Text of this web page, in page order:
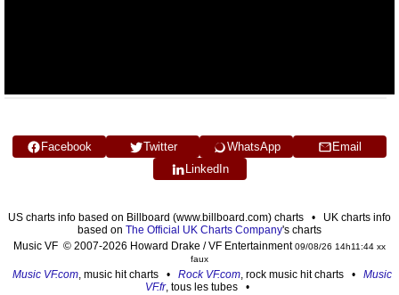
Facebook Twitter WhatsApp
Email
LinkedIn
US charts info based on Billboard (www.billboard.com) charts • UK charts info
based on The Official UK Charts Company's charts
Music VF © 2007-2026 Howard Drake / VF Entertainment09/08/26 14h11:44 xx
faux
Music VF.com, music hit charts • Rock VF.com, rock music hit charts • Music
VF.fr, tous les tubes •